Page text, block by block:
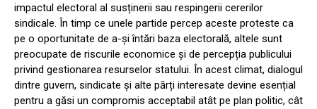
impactul electoral al susținerii sau respingerii cererilor
sindicale. În timp ce unele partide percep aceste proteste ca
pe o oportunitate de a-și întări baza electorală, altele sunt
preocupate de riscurile economice și de percepția publicului
privind gestionarea resurselor statului. În acest climat, dialogul
dintre guvern, sindicate și alte părți interesate devine esențial
pentru a găsi un compromis acceptabil atât pe plan politic, cât